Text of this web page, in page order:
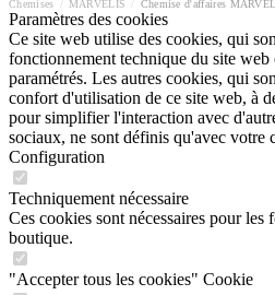
Chemises MARVELIS Chemise d'affaires
Paramètres des cookies
Ce site web utilise des cookies, qui
fonctionnement technique du site
paramétrés. Les autres cookies, qui
confort d'utilisation de ce site web, à
pour simplifier l'interaction avec
sociaux, ne sont définis qu'avec votre
Configuration
Techniquement nécessaire
Ces cookies sont nécessaires pour les
boutique.
"Accepter tous les cookies" Cookie